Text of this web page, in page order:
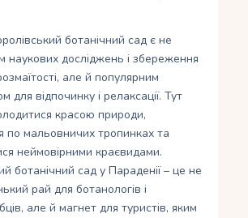
ботанічний сад є не
наукових досліджень і збереження
але й популярним
для відпочинку і релаксації. Тут
красою природи,
по мальовничих тропинках та
неймовірними краєвидами.
ботанічний сад у Параденії – це не
рай для ботанологів і
але й магнет для туристів, яким